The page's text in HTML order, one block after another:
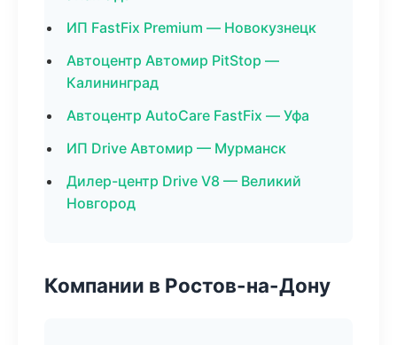
ИП FastFix Premium — Новокузнецк
Автоцентр Автомир PitStop —
Калининград
Автоцентр AutoCare FastFix — Уфа
ИП Drive Автомир — Мурманск
Дилер-центр Drive V8 — Великий
Новгород
Компании в Ростов-на-Дону